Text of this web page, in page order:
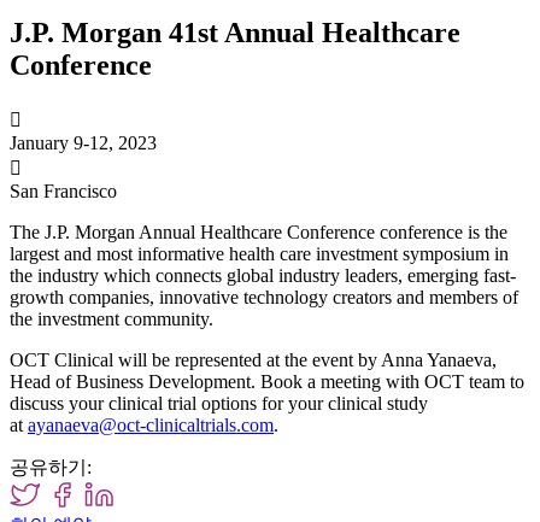
J.P. Morgan 41st Annual Healthcare
Conference

January 9-12, 2023

San Francisco
The J.P. Morgan Annual Healthcare Conference conference is the
largest and most informative health care investment symposium in
the industry which connects global industry leaders, emerging fast-
growth companies, innovative technology creators and members of
the investment community.
OCT Clinical will be represented at the event by Anna Yanaeva,
Head of Business Development. Book a meeting with OCT team to
discuss your clinical trial options for your clinical study
at ayanaeva@oct-clinicaltrials.com.
공유하기: